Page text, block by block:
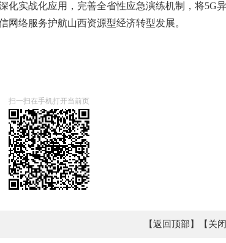
化实战化应用，完善全省性应急演练机制，将5G
络服务护航山西资源型经济转型发展。
扫一扫在手机打开当前页
【返回顶部】 【关